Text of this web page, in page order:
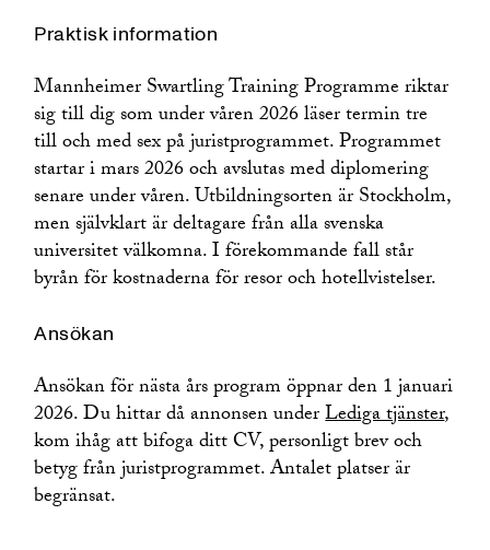
Praktisk information
Mannheimer Swartling Training Programme riktar
sig till dig som under våren 2026 läser termin tre
till och med sex på juristprogrammet. Programmet
startar i mars 2026 och avslutas med diplomering
senare under våren. Utbildningsorten är Stockholm,
men självklart är deltagare från alla svenska
universitet välkomna. I förekommande fall står
byrån för kostnaderna för resor och hotellvistelser.
Ansökan
Ansökan för nästa års program öppnar den 1 januari
2026. Du hittar då annonsen underLediga tjänster,
kom ihåg att bifoga ditt CV, personligt brev och
betyg från juristprogrammet. Antalet platser är
begränsat.